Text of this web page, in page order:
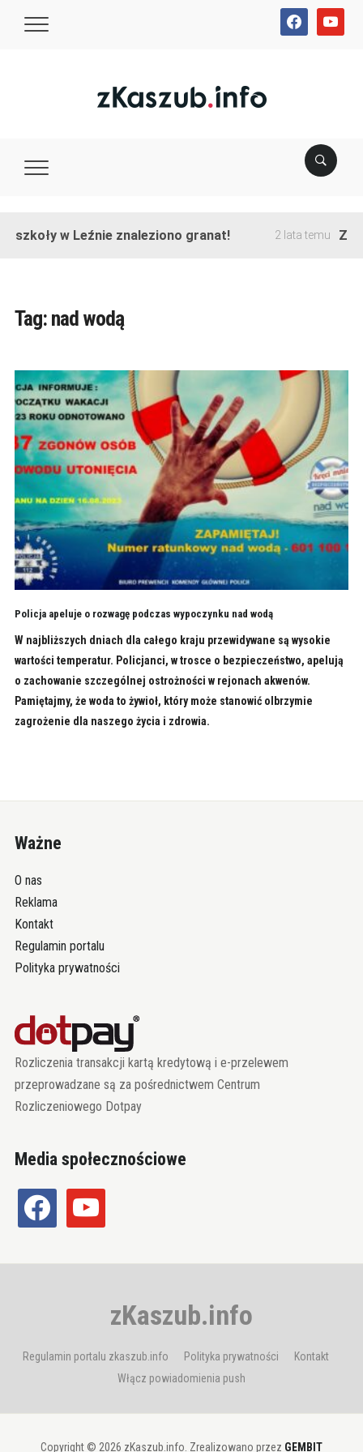
facebookyoutube
szkoły w Leźnie znaleziono granat! 2 lata temu
Tag: nad wodą
Policja apeluje o rozwagę podczas wypoczynku nad wodą
W najbliższych dniach dla całego kraju przewidywane są wysokie
wartości temperatur. Policjanci, w trosce o bezpieczeństwo, apelują
o zachowanie szczególnej ostrożności w rejonach akwenów.
Pamiętajmy, że woda to żywioł, który może stanowić olbrzymie
zagrożenie dla naszego życia i zdrowia.
Ważne
O nas
Reklama
Kontakt
Regulamin portalu
Polityka prywatności
Rozliczenia transakcji kartą kredytową i e-przelewem
przeprowadzane są za pośrednictwem Centrum
Rozliczeniowego Dotpay
Media społecznościowe
facebook youtube
zKaszub.info
Regulamin portalu zkaszub.info Polityka prywatności
Kontakt
Włącz powiadomienia push
Copyright © 2026 zKaszub.info. Zrealizowano przez GEMBIT